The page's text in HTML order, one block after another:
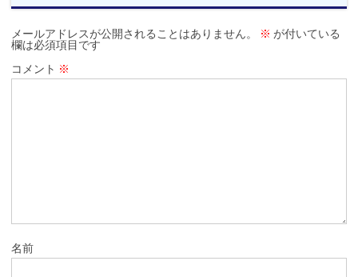
メールアドレスが公開されることはありません。 ※ が付いている
欄は必須項目です
コメント ※
名前